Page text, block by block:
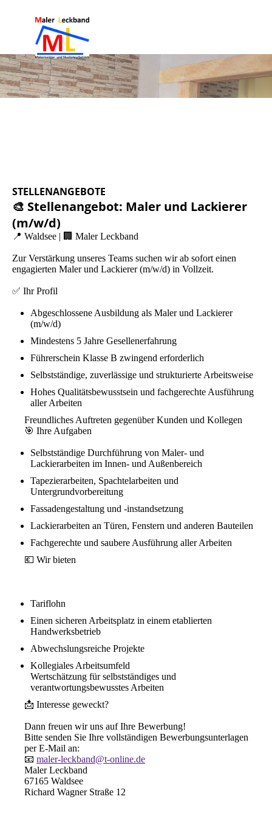
STELLENANGEBOTE
🎨 Stellenangebot: Maler und Lackierer
(m/w/d)
📍 Waldsee | 🏢 Maler Leckband
Zur Verstärkung unseres Teams suchen wir ab sofort einen
engagierten Maler und Lackierer (m/w/d) in Vollzeit.
✅ Ihr Profil
Abgeschlossene Ausbildung als Maler und Lackierer
(m/w/d)
Mindestens 5 Jahre Gesellenerfahrung
Führerschein Klasse B zwingend erforderlich
Selbstständige, zuverlässige und strukturierte Arbeitsweise
Hohes Qualitätsbewusstsein und fachgerechte Ausführung
aller Arbeiten
Freundliches Auftreten gegenüber Kunden und Kollegen
🎯 Ihre Aufgaben
Selbstständige Durchführung von Maler- und
Lackierarbeiten im Innen- und Außenbereich
Tapezierarbeiten, Spachtelarbeiten und
Untergrundvorbereitung
Fassadengestaltung und -instandsetzung
Lackierarbeiten an Türen, Fenstern und anderen Bauteilen
Fachgerechte und saubere Ausführung aller Arbeiten
💶 Wir bieten
Tariflohn
Einen sicheren Arbeitsplatz in einem etablierten
Handwerksbetrieb
Abwechslungsreiche Projekte
Kollegiales Arbeitsumfeld
Wertschätzung für selbstständiges und
verantwortungsbewusstes Arbeiten
📩 Interesse geweckt?
Dann freuen wir uns auf Ihre Bewerbung!
Bitte senden Sie Ihre vollständigen Bewerbungsunterlagen
per E-Mail an:
📧 maler-leckband@t-online.de
Maler Leckband
67165 Waldsee
Richard Wagner Straße 12